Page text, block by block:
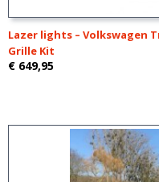
Lazer lights – Volkswagen
Grille Kit
€ 649,95